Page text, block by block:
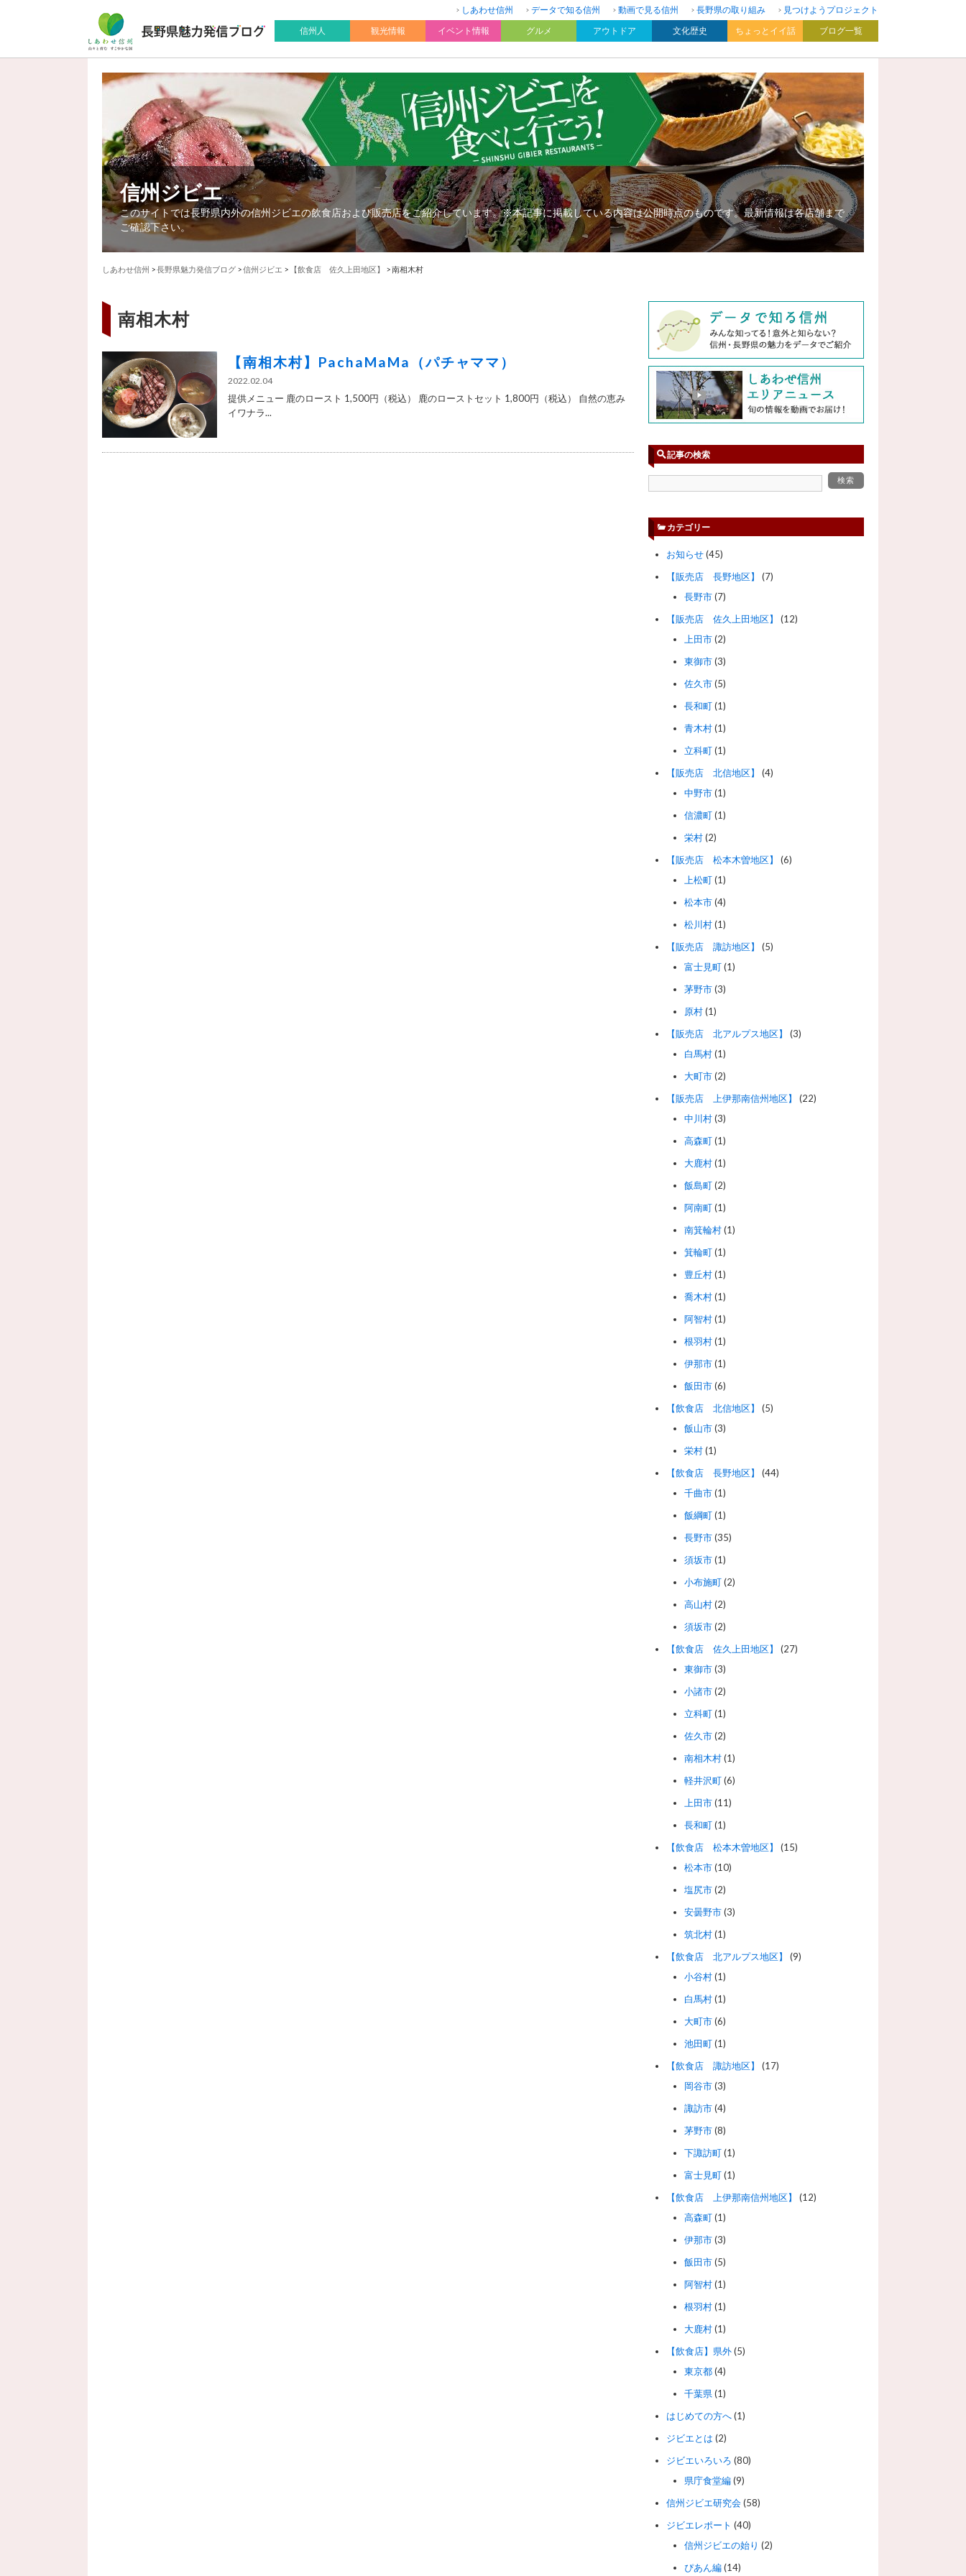
しあわせ信州 データで知る信州 動画で見る信州 長野県の取り組み
見つけようプロジェクト
信州人
観光情報 イベント情報 グルメ アウトドア 文化歴史 ちょっとイイ話 ブログ一覧
信州ジビエ
このサイトでは長野県内外の信州ジビエの飲食店および販売店をご紹介しています。※本記事に掲載している内容は公開時点のものです。最新情報は各店舗まで
ご確認下さい。
しあわせ信州 >長野県魅力発信ブログ >信州ジビエ > 【飲食店 佐久上田地区】 >南相木村
南相木村
【南相木村】PachaMaMa（パチャママ）
2022.02.04
提供メニュー 鹿のロースト 1,500円（税込） 鹿のローストセット 1,800円（税込） 自然の恵み
イワナラ...
記事の検索
カテゴリー
お知らせ(45)
【販売店 長野地区】
(7)
長野市(7)
【販売店 佐久上田地区】
(12)
上田市(2)
東御市(3)
佐久市(5)
長和町(1)
青木村(1)
立科町(1)
【販売店 北信地区】
(4)
中野市(1)
信濃町(1)
栄村(2)
【販売店 松本木曽地区】
(6)
上松町(1)
松本市(4)
松川村(1)
【販売店 諏訪地区】
(5)
富士見町(1)
茅野市(3)
原村(1)
【販売店 北アルプス地区】
(3)
白馬村(1)
大町市(2)
【販売店 上伊那南信州地区】
(22)
中川村(3)
高森町(1)
大鹿村(1)
飯島町(2)
阿南町(1)
南箕輪村(1)
箕輪町(1)
豊丘村(1)
喬木村(1)
阿智村(1)
根羽村(1)
伊那市(1)
飯田市(6)
【飲食店 北信地区】
(5)
飯山市(3)
栄村(1)
【飲食店 長野地区】
(44)
千曲市(1)
飯綱町(1)
長野市(35)
須坂市(1)
小布施町(2)
高山村(2)
須坂市(2)
【飲食店 佐久上田地区】
(27)
東御市(3)
小諸市(2)
立科町(1)
佐久市(2)
南相木村(1)
軽井沢町(6)
上田市(11)
長和町(1)
【飲食店 松本木曽地区】
(15)
松本市(10)
塩尻市(2)
安曇野市(3)
筑北村(1)
【飲食店 北アルプス地区】
(9)
小谷村(1)
白馬村(1)
大町市(6)
池田町(1)
【飲食店 諏訪地区】
(17)
岡谷市(3)
諏訪市(4)
茅野市(8)
下諏訪町(1)
富士見町(1)
【飲食店 上伊那南信州地区】
(12)
高森町(1)
伊那市(3)
飯田市(5)
阿智村(1)
根羽村(1)
大鹿村(1)
【飲食店】県外(5)
東京都(4)
千葉県(1)
はじめての方へ(1)
ジビエとは (2)
ジビエいろいろ (80)
県庁食堂編(9)
信州ジビエ研究会(58)
ジビエレポート (40)
信州ジビエの始り (2)
ぴあん編(14)